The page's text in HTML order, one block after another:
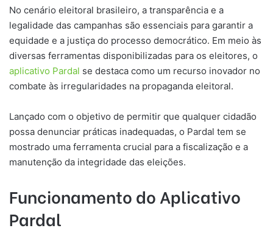
No cenário eleitoral brasileiro, a transparência e a
legalidade das campanhas são essenciais para garantir a
equidade e a justiça do processo democrático. Em meio às
diversas ferramentas disponibilizadas para os eleitores, o
aplicativo Pardal se destaca como um recurso inovador no
combate às irregularidades na propaganda eleitoral.
Lançado com o objetivo de permitir que qualquer cidadão
possa denunciar práticas inadequadas, o Pardal tem se
mostrado uma ferramenta crucial para a fiscalização e a
manutenção da integridade das eleições.
Funcionamento do Aplicativo
Pardal